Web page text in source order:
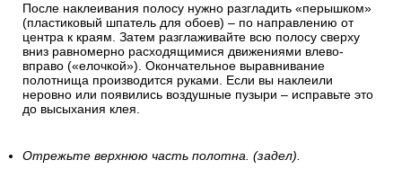
После наклеивания полосу нужно разгладить «перышком»
(пластиковый шпатель для обоев) – по направлению от
центра к краям. Затем разглаживайте всю полосу сверху
вниз равномерно расходящимися движениями влево-
вправо («елочкой»). Окончательное выравнивание
полотнища производится руками. Если вы наклеили
неровно или появились воздушные пузыри – исправьте это
до высыхания клея.
Отрежьте верхнюю часть полотна. (задел).